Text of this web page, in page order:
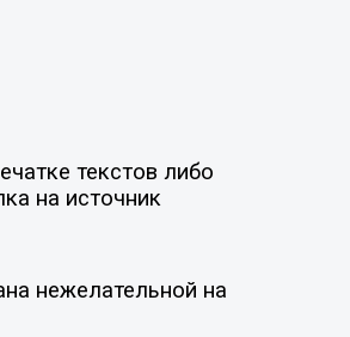
текстов либо
на источник
нежелательной на